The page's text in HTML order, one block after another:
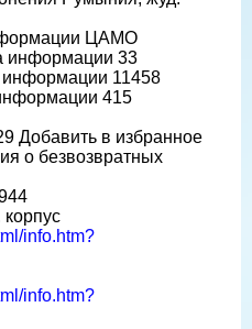
ЦАМО
информации 33
информации 11458
415
Добавить в избранное
о безвозвратных
корпус
info.htm?
info.htm?